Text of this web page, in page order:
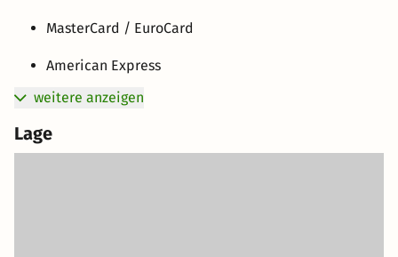
MasterCard / EuroCard
American Express
weitere anzeigen
Lage